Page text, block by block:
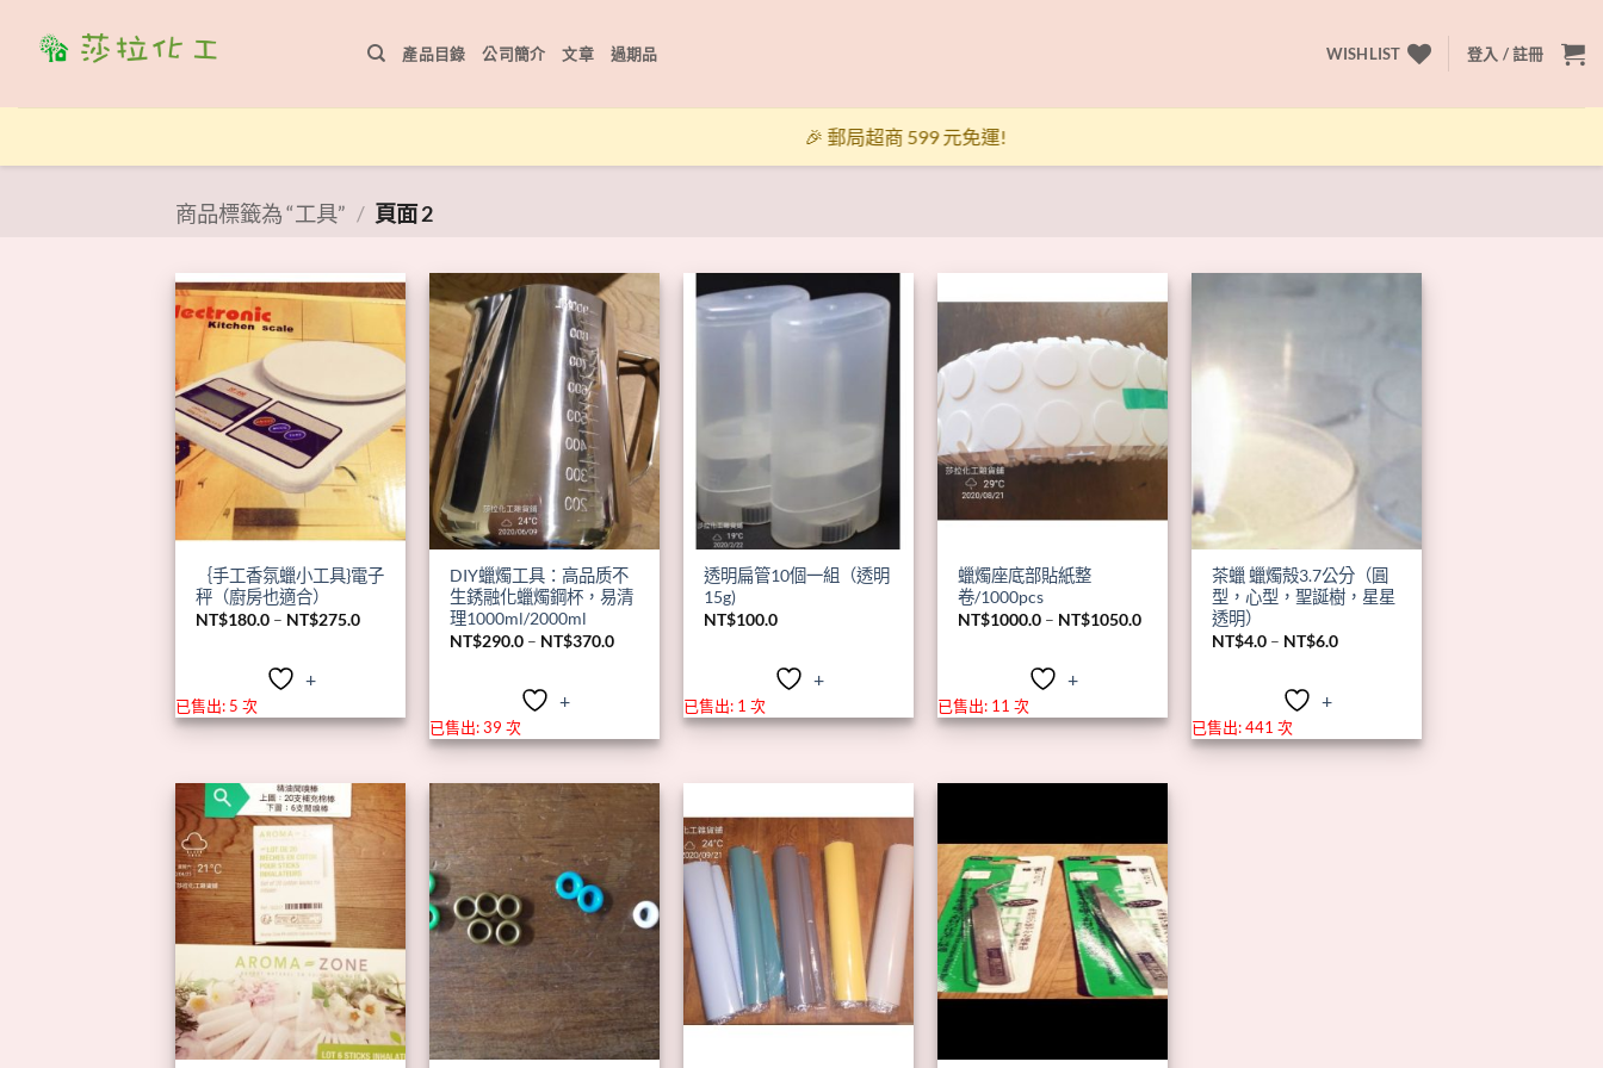
產品目錄 公司簡介 文章 過期品 WISHLIST 登入 / 註冊
🎉 郵局超商 599 元免運!
商品標籤為 “工具” / 頁面 2
｛手工香氛蠟小工具}電子
秤（廚房也適合）
NT$180.0 – NT$275.0價
NT$275.0
+
已售出: 5 次
DIY蠟燭工具：高品质不
生銹融化蠟燭鋼杯，易清
理1000ml/2000ml
NT$290.0 – NT$370.0價
NT$290.0
NT$370.0
+
已售出: 39 次
透明扁管10個一組（透明
15g)
NT$100.0
+
已售出: 1 次
蠟燭座底部貼紙整
卷/1000pcs
NT$1000.0 – NT$1050.0價
NT$1050.0
+
已售出: 11 次
茶蠟 蠟燭殻3.7公分（圓
型，心型，聖誕樹，星星
透明）
NT$4.0 – NT$6.0價
NT$6.0
+
已售出: 441 次
+ + +